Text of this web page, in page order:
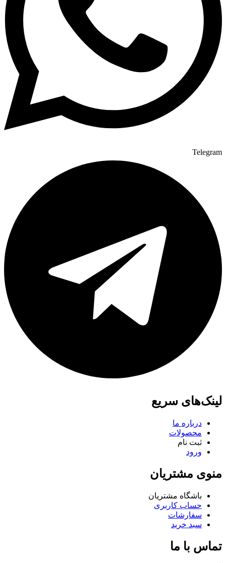
Telegram
لینک‌های سریع
درباره ما
محصولات
ثبت نام
ورود
منوی مشتریان
باشگاه مشتریان
حساب کاربری
سفارشات
سبد خرید
تماس با ما